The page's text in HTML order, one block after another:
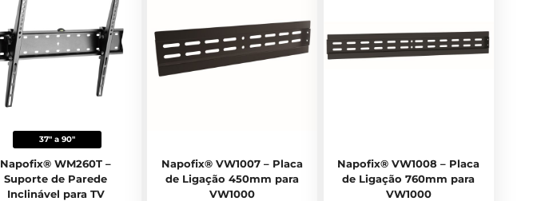
37" a 90"
Napofix® WM260T –
Suporte de Parede
Inclinável para TV
Napofix® VW1007 – Placa
de Ligação 450mm para
VW1000
Napofix® VW1008 – Placa
de Ligação 760mm para
VW1000